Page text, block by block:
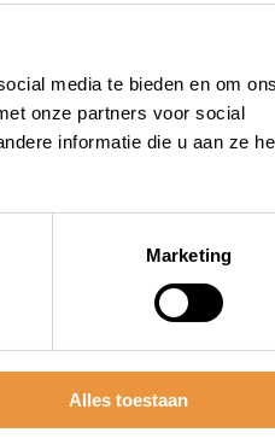
media te bieden en om ons
onze partners voor social
informatie die u aan ze
Marketing
Alles toestaan